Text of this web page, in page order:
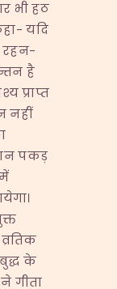
भी हठ
यदि
रहन-
है
प्राप्त
नहीं
पकड़
के
गीता